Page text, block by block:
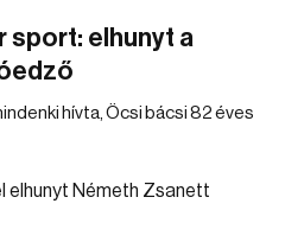
sport: elhunyt a
hívta, Öcsi bácsi 82 éves